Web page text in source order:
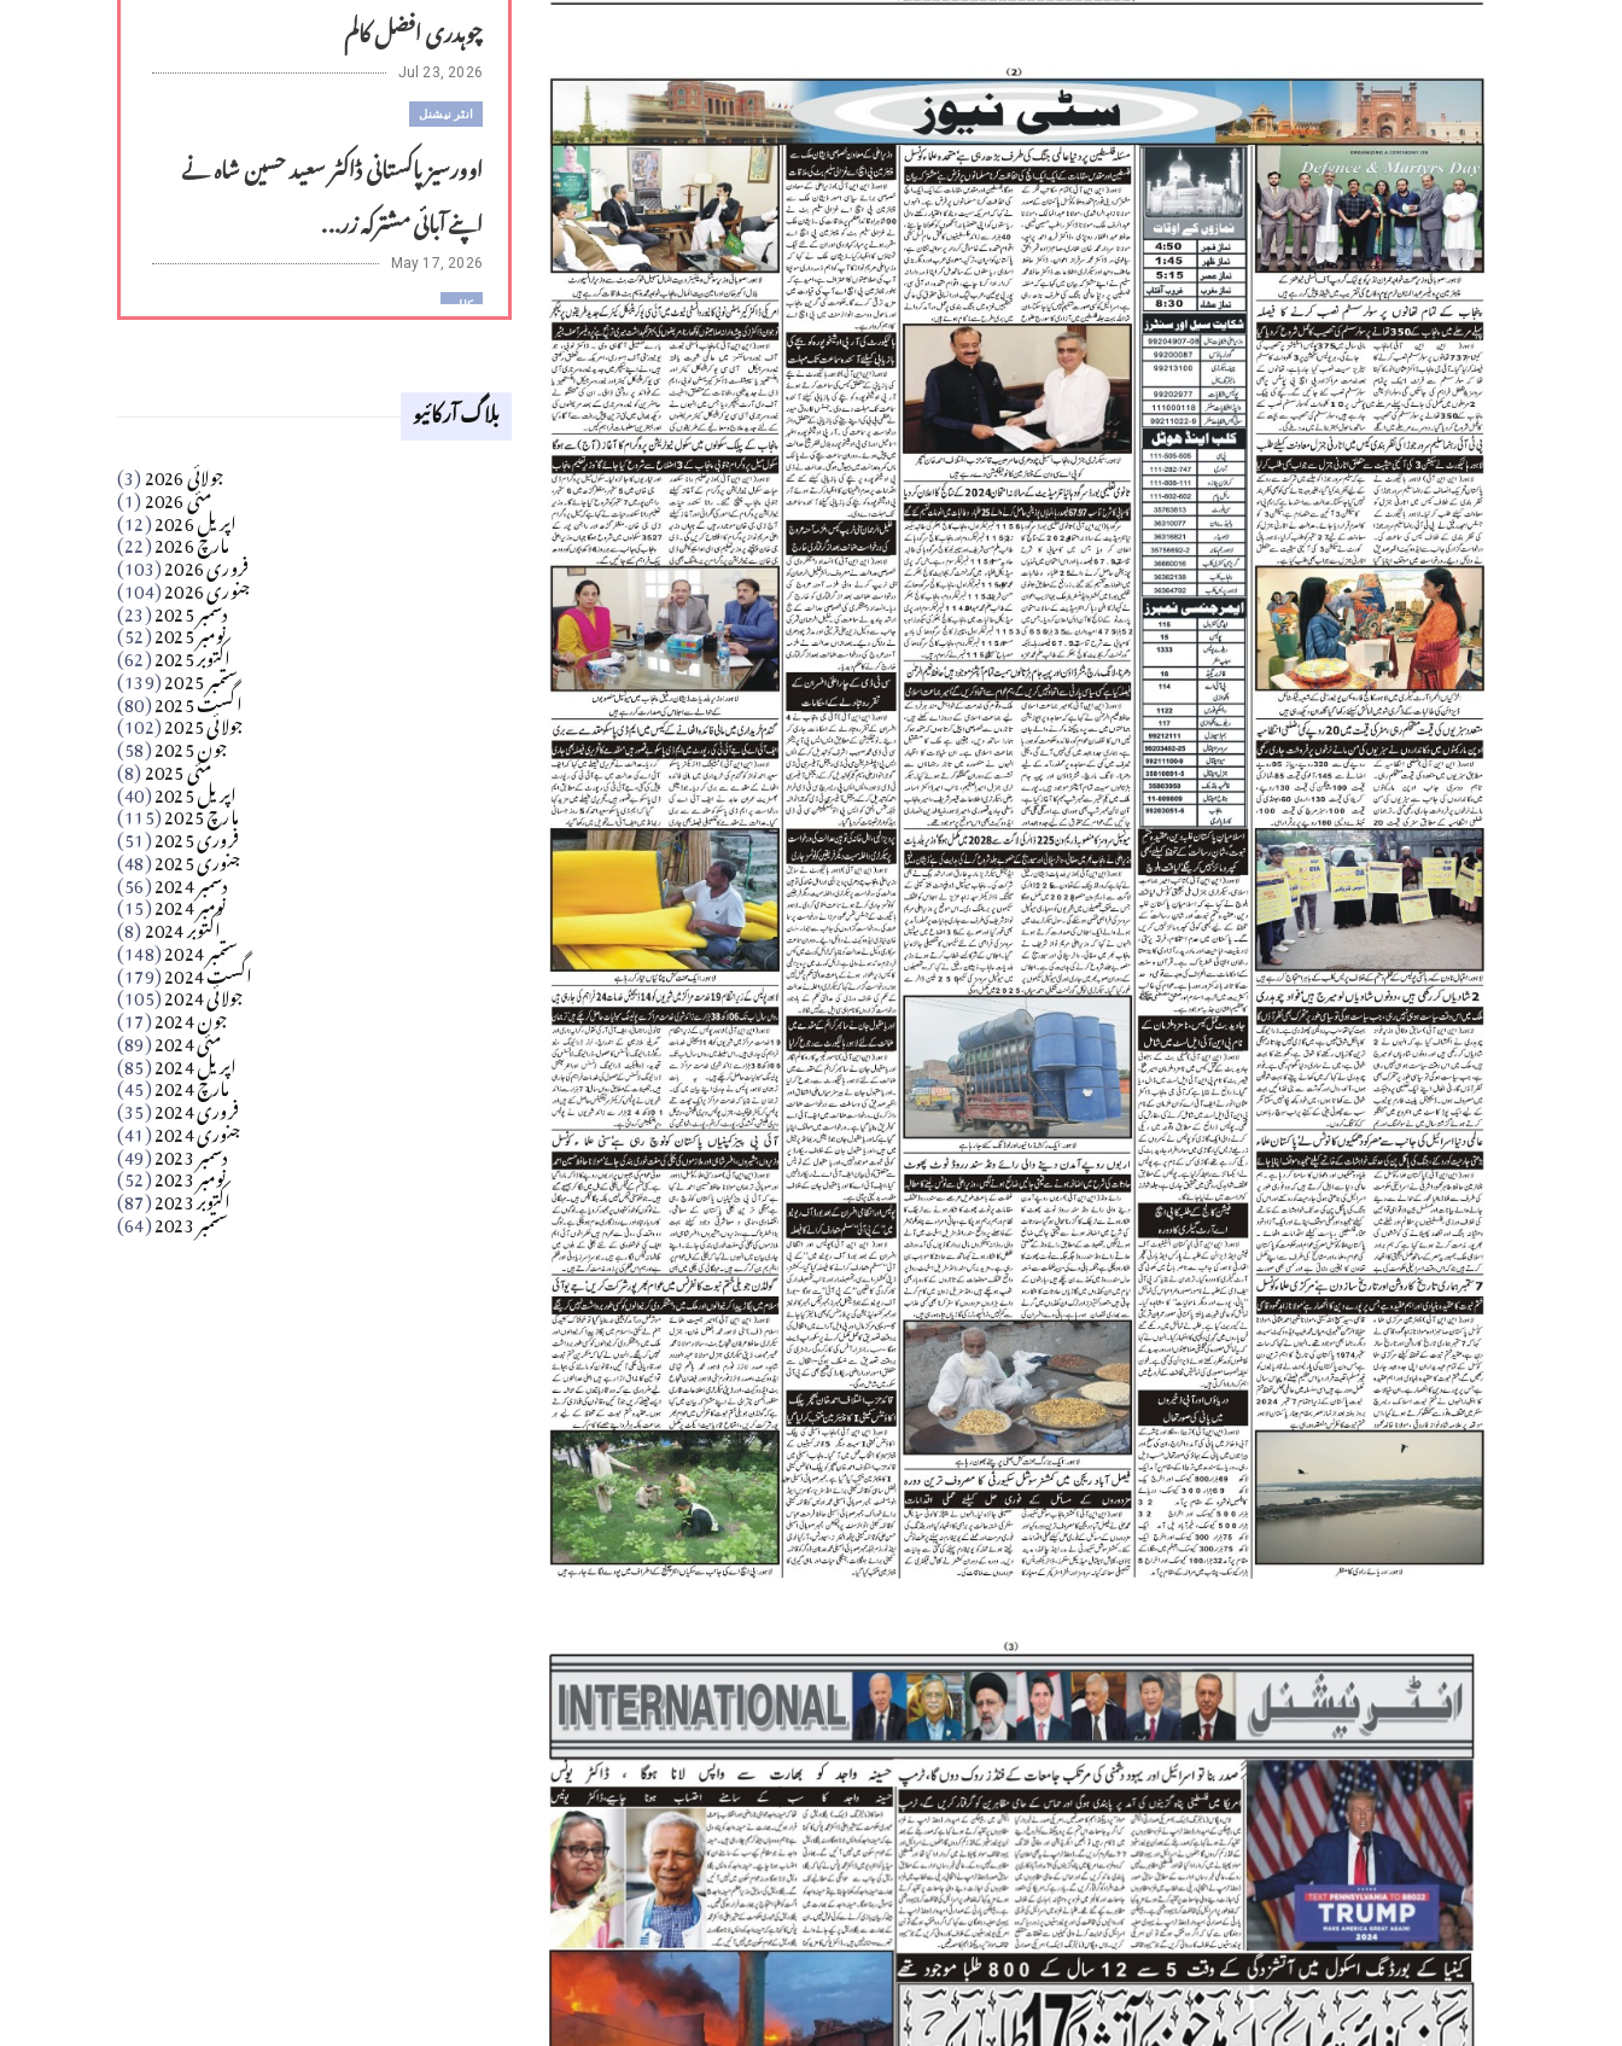
چوہدری افضل کالم
Jul 23, 2026
انٹر نیشنل
اوورسیز پاکستانی ڈاکٹر سعید حسین شاہ نے
اپنے آبائی مشترکہ زر...
May 17, 2026
کالم
Apr 18, 2026
آزاد کشمیر جیسے احتجاج کی ضرورت ہے؟
​تحریر: عاصم نواز طاہرخیلی (غازی/ہری پور)
بلاگ آرکائیو
جولائی 2026 (3) مئی 2026 (1) اپریل 2026 (12) مارچ 2026 (22) فروری 2026 (103) جنوری 2026 (104) دسمبر 2025 (23) نومبر 2025 (52) اکتوبر 2025 (62) ستمبر 2025 (139) اگست 2025 (80) جولائی 2025 (102) جون 2025 (58) مئی 2025 (8) اپریل 2025 (40) مارچ 2025 (115) فروری 2025 (51) جنوری 2025 (48) دسمبر 2024 (56) نومبر 2024 (15) اکتوبر 2024 (8) ستمبر 2024 (148) اگست 2024 (179) جولائی 2024 (105) جون 2024 (17) مئی 2024 (89) اپریل 2024 (85) مارچ 2024 (45) فروری 2024 (35) جنوری 2024 (41) دسمبر 2023 (49) نومبر 2023 (52) اکتوبر 2023 (87) ستمبر 2023 (64)